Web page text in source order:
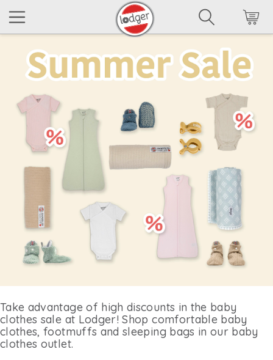
Take advantage of high discounts in the baby
clothes sale at Lodger! Shop comfortable baby
clothes, footmuffs and sleeping bags in our baby
clothes outlet.